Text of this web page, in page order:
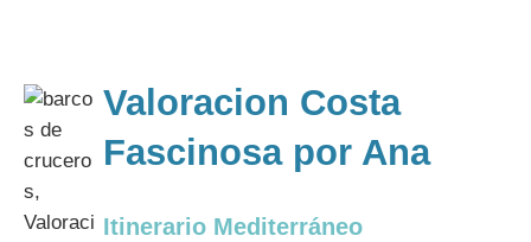
Valoracion Costa
Fascinosa por Ana
Itinerario Mediterráneo